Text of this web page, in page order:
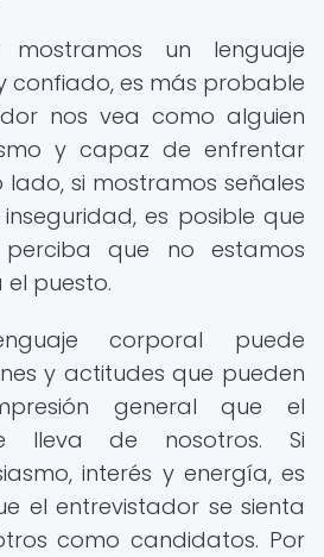
un lenguaje
confiado, es más probable
nos vea como alguien
y capaz de enfrentar
si mostramos señales
es posible que
que no estamos
puesto.
corporal puede
y actitudes que pueden
general que el
lleva de nosotros. Si
interés y energía, es
el entrevistador se sienta
como candidatos. Por